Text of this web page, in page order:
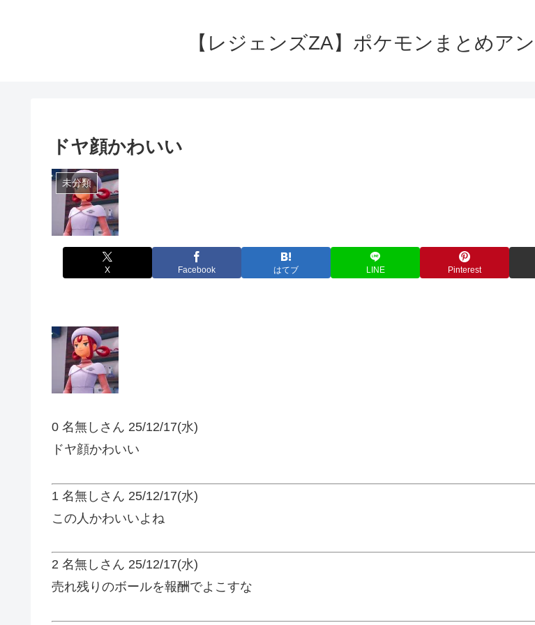
【レジェンズZA】ポケモンまとめア
ドヤ顔かわいい
未分類
X Facebook はてブ LINE Pinterest
0 名無しさん 25/12/17(水)
ドヤ顔かわいい
1 名無しさん 25/12/17(水)
この人かわいいよね
2 名無しさん 25/12/17(水)
売れ残りのボールを報酬でよこすな